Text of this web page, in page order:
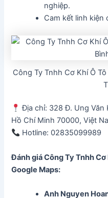
nghiệp.
Cam kết linh kiện
Công Ty Tnhh Cơ Khí Ô
Địa chỉ: 328 Đ. Ung Văn
Hồ Chí Minh 70000, Việt
Hotline: 02835099989
Đánh giá Công Ty Tnhh
Google Maps:
Anh Nguyen